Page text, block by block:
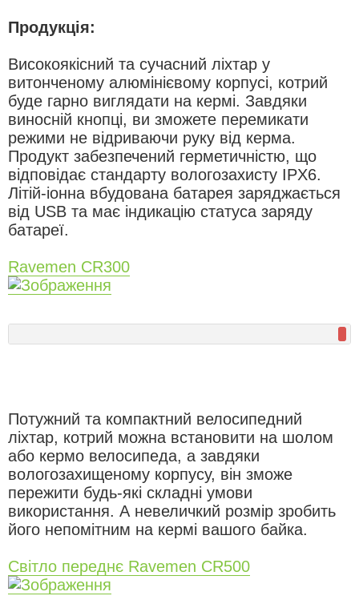
Продукція:
Високоякісний та сучасний ліхтар у
витонченому алюмінієвому корпусі, котрий
буде гарно виглядати на кермі. Завдяки
виносній кнопці, ви зможете перемикати
режими не відриваючи руку від керма.
Продукт забезпечений герметичністю, що
відповідає стандарту вологозахисту IPX6.
Літій-іонна вбудована батарея заряджається
від USB та має індикацію статуса заряду
батареї.
Ravemen CR300
Потужний та компактний велосипедний
ліхтар, котрий можна встановити на шолом
або кермо велосипеда, а завдяки
вологозахищеному корпусу, він зможе
пережити будь-які складні умови
використання. А невеличкий розмір зробить
його непомітним на кермі вашого байка.
Світло переднє Ravemen CR500